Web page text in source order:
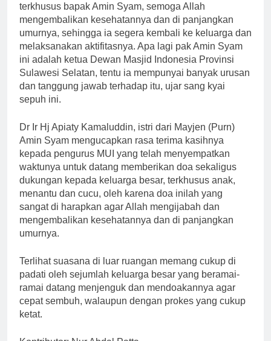
terkhusus bapak Amin Syam, semoga Allah
mengembalikan kesehatannya dan di panjangkan
umurnya, sehingga ia segera kembali ke keluarga dan
melaksanakan aktifitasnya. Apa lagi pak Amin Syam
ini adalah ketua Dewan Masjid Indonesia Provinsi
Sulawesi Selatan, tentu ia mempunyai banyak urusan
dan tanggung jawab terhadap itu, ujar sang kyai
sepuh ini.
Dr Ir Hj Apiaty Kamaluddin, istri dari Mayjen (Purn)
Amin Syam mengucapkan rasa terima kasihnya
kepada pengurus MUI yang telah menyempatkan
waktunya untuk datang memberikan doa sekaligus
dukungan kepada keluarga besar, terkhusus anak,
menantu dan cucu, oleh karena doa inilah yang
sangat di harapkan agar Allah mengijabah dan
mengembalikan kesehatannya dan di panjangkan
umurnya.
Terlihat suasana di luar ruangan memang cukup di
padati oleh sejumlah keluarga besar yang beramai-
ramai datang menjenguk dan mendoakannya agar
cepat sembuh, walaupun dengan prokes yang cukup
ketat.